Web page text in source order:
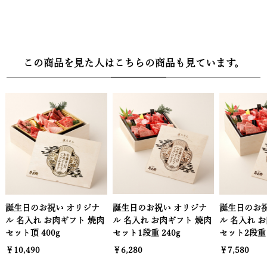
この商品を見た人はこちらの商品も見ています。
誕生日のお祝い オリジナ
ル 名入れ お肉ギフト 焼肉
セット1段重 240g
￥6,280
誕生日のお祝い オリジナ
ル 名入れ お肉ギフト 焼肉
セット2段重 400g
￥7,580
誕生日のお
ル 名入れ
セット3段
￥11,980